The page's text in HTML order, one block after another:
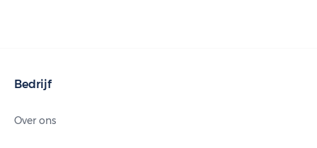
Bedrijf
Over ons